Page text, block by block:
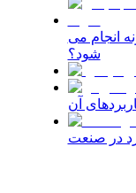
انجام می
شود؟
آن
در صنعت